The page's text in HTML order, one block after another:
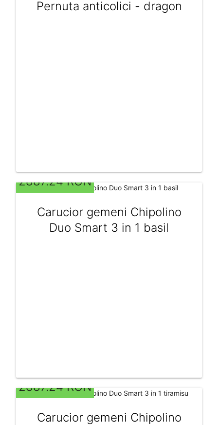
Pernuta anticolici - dragon
2887.24 RON
Carucior gemeni Chipolino
Duo Smart 3 in 1 basil
2887.24 RON
Carucior gemeni Chipolino